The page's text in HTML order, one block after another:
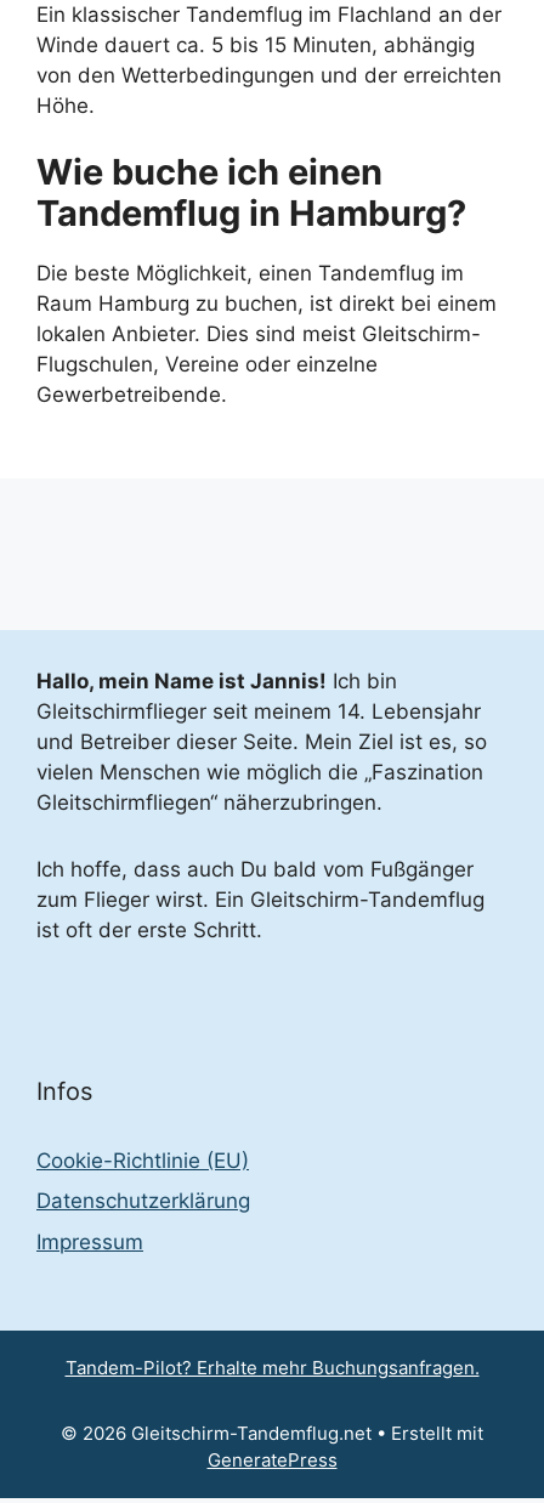
Ein klassischer Tandemflug im Flachland an der
Winde dauert ca. 5 bis 15 Minuten, abhängig
von den Wetterbedingungen und der erreichten
Höhe.
Wie buche ich einen
Tandemflug in Hamburg?
Die beste Möglichkeit, einen Tandemflug im
Raum Hamburg zu buchen, ist direkt bei einem
lokalen Anbieter. Dies sind meist Gleitschirm-
Flugschulen, Vereine oder einzelne
Gewerbetreibende.
Hallo, mein Name ist Jannis! Ich bin
Gleitschirmflieger seit meinem 14. Lebensjahr
und Betreiber dieser Seite. Mein Ziel ist es, so
vielen Menschen wie möglich die „Faszination
Gleitschirmfliegen“ näherzubringen.
Ich hoffe, dass auch Du bald vom Fußgänger
zum Flieger wirst. Ein Gleitschirm-Tandemflug
ist oft der erste Schritt.
Infos
Cookie-Richtlinie (EU)
Datenschutzerklärung
Impressum
Tandem-Pilot? Erhalte mehr Buchungsanfragen.
© 2026 Gleitschirm-Tandemflug.net • Erstellt mit
GeneratePress